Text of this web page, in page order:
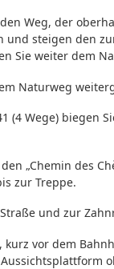
Weg, der
und steigen den
Sie weiter dem
Naturweg
(4 Wege) biegen
„Chemin des
zur Treppe.
und zur
vor dem